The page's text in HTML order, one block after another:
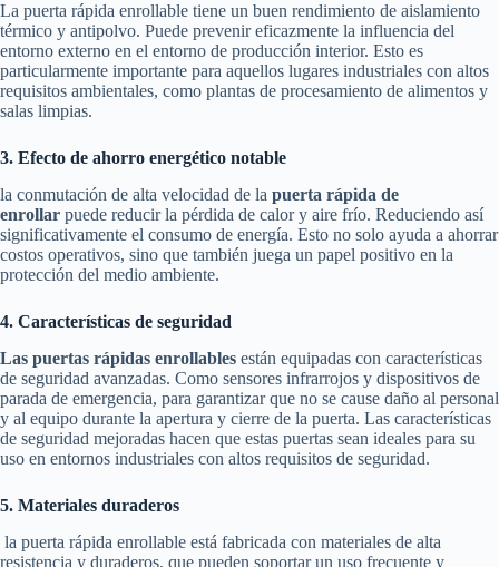
La puerta rápida enrollable tiene un buen rendimiento de aislamiento
térmico y antipolvo. Puede prevenir eficazmente la influencia del
entorno externo en el entorno de producción interior. Esto es
particularmente importante para aquellos lugares industriales con altos
requisitos ambientales, como plantas de procesamiento de alimentos y
salas limpias.
3. Efecto de ahorro energético notable
la conmutación de alta velocidad de la puerta rápida de
enrollar puede reducir la pérdida de calor y aire frío. Reduciendo así
significativamente el consumo de energía. Esto no solo ayuda a ahorrar
costos operativos, sino que también juega un papel positivo en la
protección del medio ambiente.
4. Características de seguridad
Las puertas rápidas enrollables están equipadas con características
de seguridad avanzadas. Como sensores infrarrojos y dispositivos de
parada de emergencia, para garantizar que no se cause daño al personal
y al equipo durante la apertura y cierre de la puerta. Las características
de seguridad mejoradas hacen que estas puertas sean ideales para su
uso en entornos industriales con altos requisitos de seguridad.
5. Materiales duraderos
la puerta rápida enrollable está fabricada con materiales de alta
resistencia y duraderos, que pueden soportar un uso frecuente y